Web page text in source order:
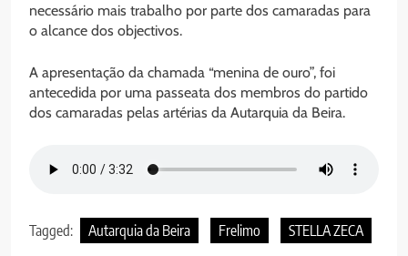
necessário mais trabalho por parte dos camaradas para
o alcance dos objectivos.
A apresentação da chamada “menina de ouro”, foi
antecedida por uma passeata dos membros do partido
dos camaradas pelas artérias da Autarquia da Beira.
Tagged: Autarquia da Beira Frelimo STELLA ZECA